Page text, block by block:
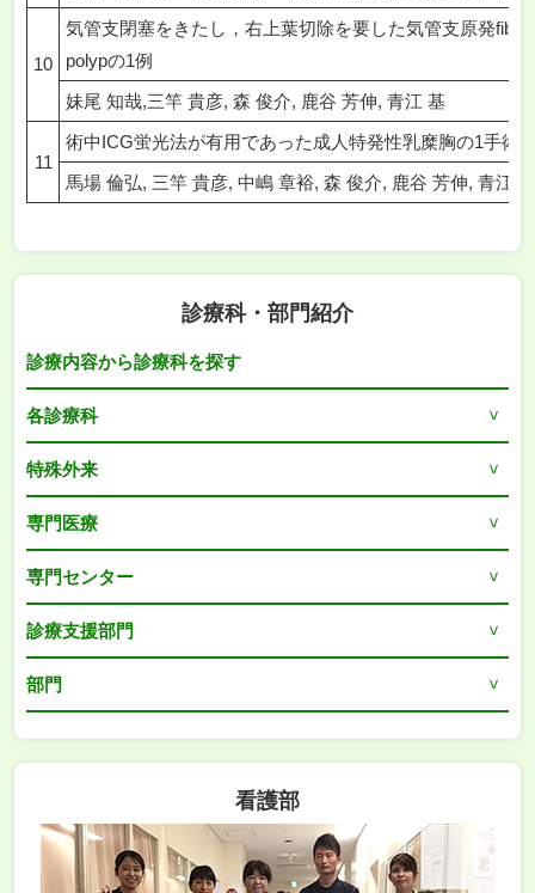
10
気管支閉塞をきたし，右上葉切除を要した気管支原発
polypの1例
妹尾 知哉,三竿 貴彦, 森 俊介, 鹿谷 芳伸, 青江 基
11
術中ICG蛍光法が有用であった成人特発性乳糜胸の1手術
馬場 倫弘, 三竿 貴彦, 中嶋 章裕, 森 俊介, 鹿谷 芳伸, 青江 基
診療科・部門紹介
診療内容から診療科を探す
各診療科
特殊外来
専門医療
専門センター
診療支援部門
部門
看護部